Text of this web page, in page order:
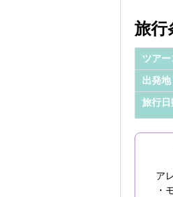
旅行
ツア
出発地
旅行日
ア
・